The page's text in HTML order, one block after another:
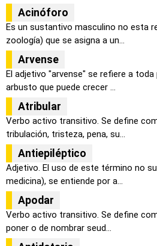
Acinóforo
Es un sustantivo masculino no esta
zoología) que se asigna a un...
Arvense
El adjetivo "arvense" se refiere a
arbusto que puede crecer ...
Atribular
Verbo activo transitivo. Se define
tribulación, tristeza, pena, su...
Antiepiléptico
Adjetivo. El uso de este término no
medicina), se entiende por a...
Apodar
Verbo activo transitivo. Se define
poner o de nombrar seud...